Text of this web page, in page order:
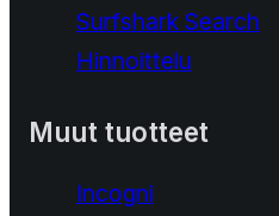
Surfshark Search
Hinnoittelu
Muut tuotteet
Incogni